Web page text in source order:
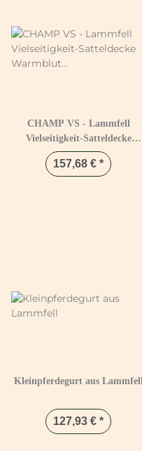
CHAMP VS - Lammfell
Vielseitigkeit-Satteldecke
Warmblut Weiß & Natur
157,68 € *
Kleinpferdegurt aus Lammfell
127,93 € *